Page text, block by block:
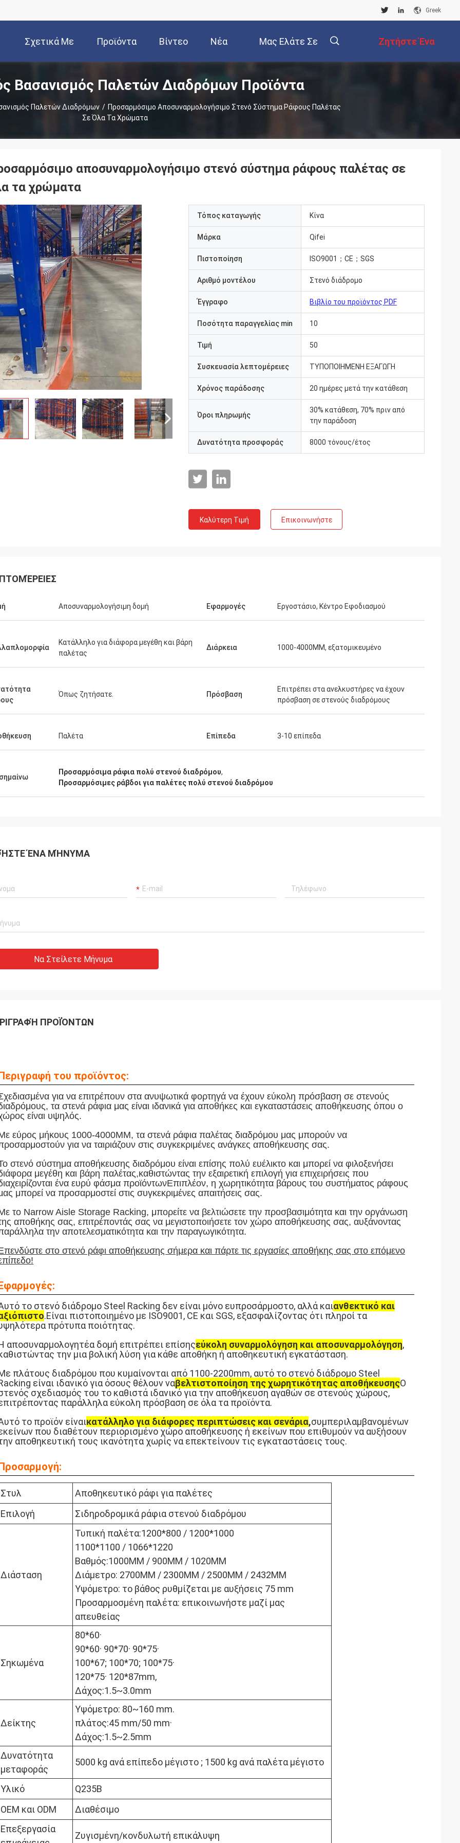
Greek
Σχετικά Με
Εμάς
Προϊόντα Βίντεο Νέα Μας Ελάτε Σε
Επαφή Με
Ζητήστε Ένα
Απόσπασμα
Βασανισμός Παλετών Διαδρόμων Προϊόντα
Παλετών Διαδρόμων / Προσαρμόσιμο Αποσυναρμολογήσιμο Στενό Σύστημα Ράφους Παλέτας
Σε Όλα Τα Χρώματα
αποσυναρμολογήσιμο στενό σύστημα ράφους παλέτας σε
τα χρώματα
Τόπος καταγωγής Κίνα
Μάρκα Qifei
Πιστοποίηση ISO9001；CE；SGS
Αριθμό μοντέλου Στενό διάδρομο
Έγγραφο Βιβλίο του προϊόντος PDF
Ποσότητα παραγγελίας min 10
Τιμή 50
Συσκευασία λεπτομέρειες ΤΥΠΟΠΟΙΗΜΕΝΗ ΕΞΑΓΩΓΗ
Χρόνος παράδοσης 20 ημέρες μετά την κατάθεση
Όροι πληρωμής
30% κατάθεση, 70% πριν από
την παράδοση
Δυνατότητα προσφοράς 8000 τόνους/έτος
Καλύτερη Τιμή Επικοινωνήστε
Αποσυναρμολογήσιμη δομή Εφαρμογές Εργοστάσιο, Κέντρο Εφοδιασμού
Κατάλληλο για διάφορα μεγέθη και βάρη
παλέτας
Διάρκεια 1000-4000MM, εξατομικευμένο
Όπως ζητήσατε. Πρόσβαση
Επιτρέπει στα ανελκυστήρες να έχουν
πρόσβαση σε στενούς διαδρόμους
Παλέτα Επίπεδα 3-10 επίπεδα
Προσαρμόσιμα ράφια πολύ στενού διαδρόμου,
Προσαρμόσιμες ράβδοι για παλέτες πολύ στενού διαδρόμου
ΈΝΑ ΜΉΝΥΜΑ
Να Στείλετε Μήνυμα
ΠΡΟΪΌΝΤΩΝ
του προϊόντος:
για να επιτρέπουν στα ανυψωτικά φορτηγά να έχουν εύκολη πρόσβαση σε στενούς
τα στενά ράφια μας είναι ιδανικά για αποθήκες και εγκαταστάσεις αποθήκευσης όπου ο
είναι υψηλός.
εύρος μήκους 1000-4000MM, τα στενά ράφια παλέτας διαδρόμου μας μπορούν να
για να ταιριάζουν στις συγκεκριμένες ανάγκες αποθήκευσης σας.
στενό σύστημα αποθήκευσης διαδρόμου είναι επίσης πολύ ευέλικτο και μπορεί να φιλοξενήσει
μεγέθη και βάρη παλέτας,καθιστώντας την εξαιρετική επιλογή για επιχειρήσεις που
ένα ευρύ φάσμα προϊόντωνΕπιπλέον, η χωρητικότητα βάρους του συστήματος ράφους
μπορεί να προσαρμοστεί στις συγκεκριμένες απαιτήσεις σας.
το Narrow Aisle Storage Racking, μπορείτε να βελτιώσετε την προσβασιμότητα και την οργάνωση
αποθήκης σας, επιτρέποντάς σας να μεγιστοποιήσετε τον χώρο αποθήκευσης σας, αυξάνοντας
την αποτελεσματικότητα και την παραγωγικότητα.
στο στενό ράφι αποθήκευσης σήμερα και πάρτε τις εργασίες αποθήκης σας στο επόμενο
το στενό διάδρομο Steel Racking δεν είναι μόνο ευπροσάρμοστο, αλλά καιανθεκτικό και
.Είναι πιστοποιημένο με ISO9001, CE και SGS, εξασφαλίζοντας ότι πληροί τα
πρότυπα ποιότητας.
αποσυναρμολογητέα δομή επιτρέπει επίσηςεύκολη συναρμολόγηση και αποσυναρμολόγηση,
την μια βολική λύση για κάθε αποθήκη ή αποθηκευτική εγκατάσταση.
πλάτους διαδρόμου που κυμαίνονται από 1100-2200mm, αυτό το στενό διάδρομο Steel
είναι ιδανικό για όσους θέλουν ναβελτιστοποίηση της χωρητικότητας αποθήκευσηςΟ
σχεδιασμός του το καθιστά ιδανικό για την αποθήκευση αγαθών σε στενούς χώρους,
παράλληλα εύκολη πρόσβαση σε όλα τα προϊόντα.
το προϊόν είναικατάλληλο για διάφορες περιπτώσεις και σενάρια,συμπεριλαμβανομένων
που διαθέτουν περιορισμένο χώρο αποθήκευσης ή εκείνων που επιθυμούν να αυξήσουν
αποθηκευτική τους ικανότητα χωρίς να επεκτείνουν τις εγκαταστάσεις τους.
Στυλ
Αποθηκευτικό ράφι για παλέτες
Επιλογή
Σιδηροδρομικά ράφια στενού διαδρόμου
Διάσταση
Τυπική παλέτα:1200*800 / 1200*1000
1100*1100 / 1066*1220
Βαθμός:1000MM / 900MM / 1020MM
Διάμετρο: 2700MM / 2300MM / 2500MM / 2432MM
Υψόμετρο: το βάθος ρυθμίζεται με αυξήσεις 75 mm
Προσαρμοσμένη παλέτα: επικοινωνήστε μαζί μας
απευθείας
Σηκωμένα
80*60·
90*60· 90*70· 90*75·
100*67; 100*70; 100*75·
120*75· 120*87mm,
Δάχος:1.5~3.0mm
Δείκτης
Υψόμετρο: 80~160 mm.
πλάτος:45 mm/50 mm·
Δάχος:1.5~2.5mm
Δυνατότητα
μεταφοράς
5000 kg ανά επίπεδο μέγιστο ; 1500 kg ανά παλέτα μέγιστο
Υλικό
Q235B
OEM και ODM
Διαθέσιμο
Επεξεργασία
Ζυγισμένη/κονδυλωτή επικάλυψη